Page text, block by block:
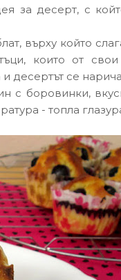
за десерт, с
върху който
които от
десертът се
с боровинки,
- топла